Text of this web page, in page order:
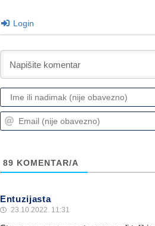
Login
89 KOMENTAR/A
Entuzijasta
23.10.2022. 11:31